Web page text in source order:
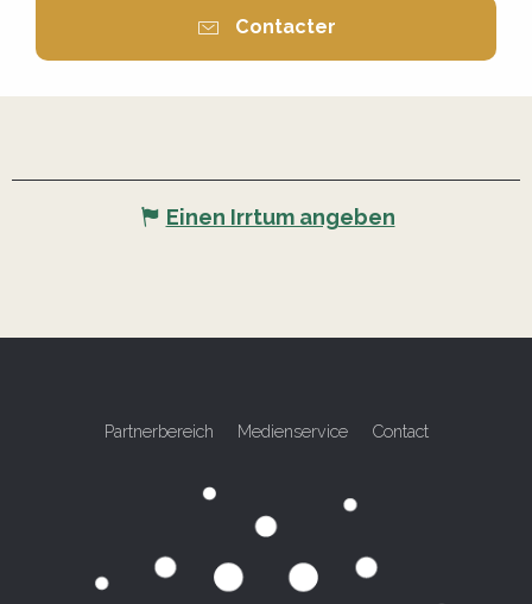
Contacter
Einen Irrtum angeben
Partnerbereich Medienservice Contact